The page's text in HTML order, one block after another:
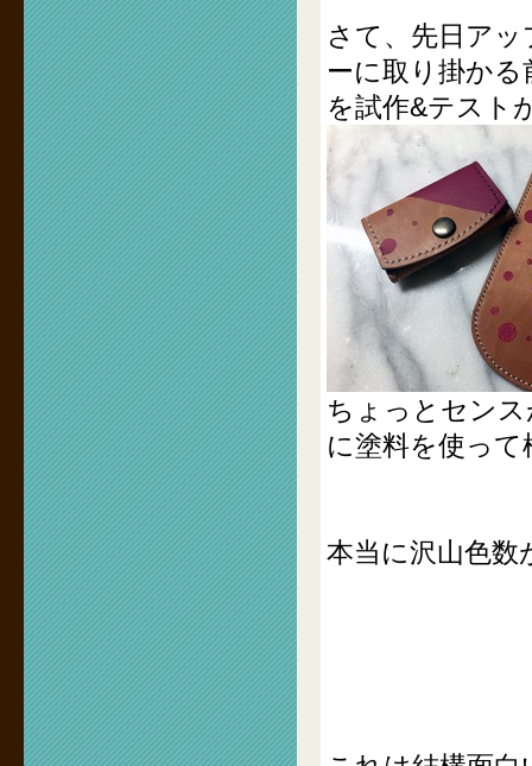
さて、先日ア
ーに取り掛か
を試作&テスト
ちょっとセン
に塗料を使っ
本当に沢山色